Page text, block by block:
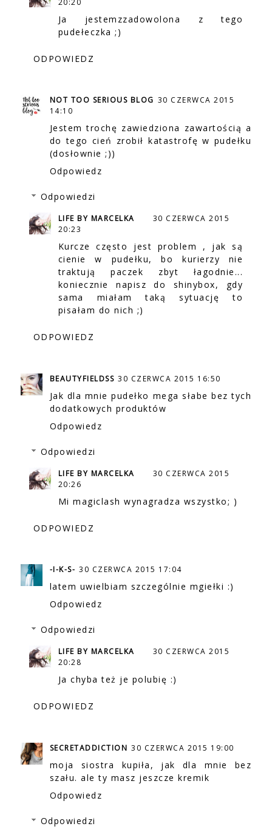
Ja jestemzzadowolona z tego
pudełeczka ;)
ODPOWIEDZ
NOT TOO SERIOUS BLOG 30 CZERWCA 2015
14:10
Jestem trochę zawiedziona zawartością a
do tego cień zrobił katastrofę w pudełku
(dosłownie ;))
Odpowiedz
Odpowiedzi
LIFE BY MARCELKA
30 CZERWCA 2015
20:23
Kurcze często jest problem , jak są
cienie w pudełku, bo kurierzy nie
traktują paczek zbyt łagodnie...
koniecznie napisz do shinybox, gdy
sama miałam taką sytuację to
pisałam do nich ;)
ODPOWIEDZ
BEAUTYFIELDSS 30 CZERWCA 2015 16:50
Jak dla mnie pudełko mega słabe bez tych
dodatkowych produktów
Odpowiedz
Odpowiedzi
LIFE BY MARCELKA
30 CZERWCA 2015
20:26
Mi magiclash wynagradza wszystko; )
ODPOWIEDZ
-I-K-S- 30 CZERWCA 2015 17:04
latem uwielbiam szczególnie mgiełki :)
Odpowiedz
Odpowiedzi
LIFE BY MARCELKA
30 CZERWCA 2015
20:28
Ja chyba też je polubię :)
ODPOWIEDZ
SECRETADDICTION 30 CZERWCA 2015 19:00
moja siostra kupiła, jak dla mnie bez
szału. ale ty masz jeszcze kremik
Odpowiedz
Odpowiedzi